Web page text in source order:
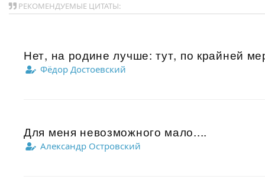
РЕКОМЕНДУЕМЫЕ ЦИТАТЫ:
Нет, на родине лучше: тут, по крайней
Фёдор Достоевский
Для меня невозможного мало....
Александр Островский